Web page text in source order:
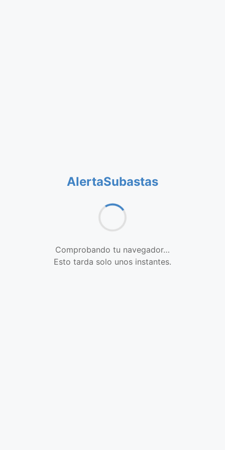
AlertaSubastas
Comprobando tu navegador…
Esto tarda solo unos instantes.